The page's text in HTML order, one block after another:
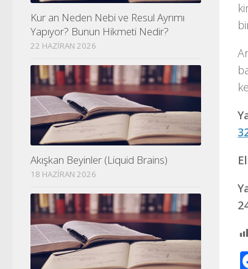
Kur an Neden Nebi ve Resul Ayrımı
Yapıyor? Bunun Hikmeti Nedir?
22 HAZIRAN 2026
Akışkan Beyinler (Liquid Brains)
18 HAZIRAN 2026